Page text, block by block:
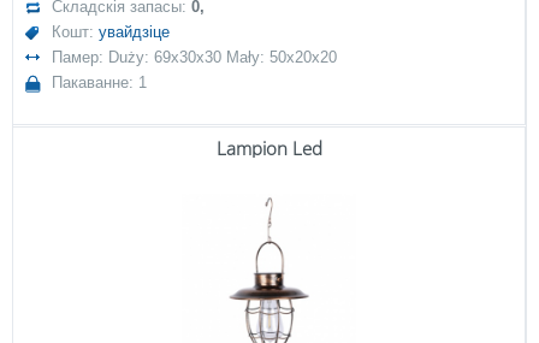
Складскія запасы:0,
Кошт:увайдзіце
Памер: Duży: 69x30x30 Mały: 50x20x20
Пакаванне: 1
Lampion Led